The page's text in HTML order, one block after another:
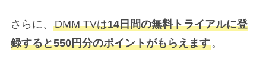
さらに、 DMM TVは14日間の無料トライアルに登
録すると550円分のポイントがもらえます。